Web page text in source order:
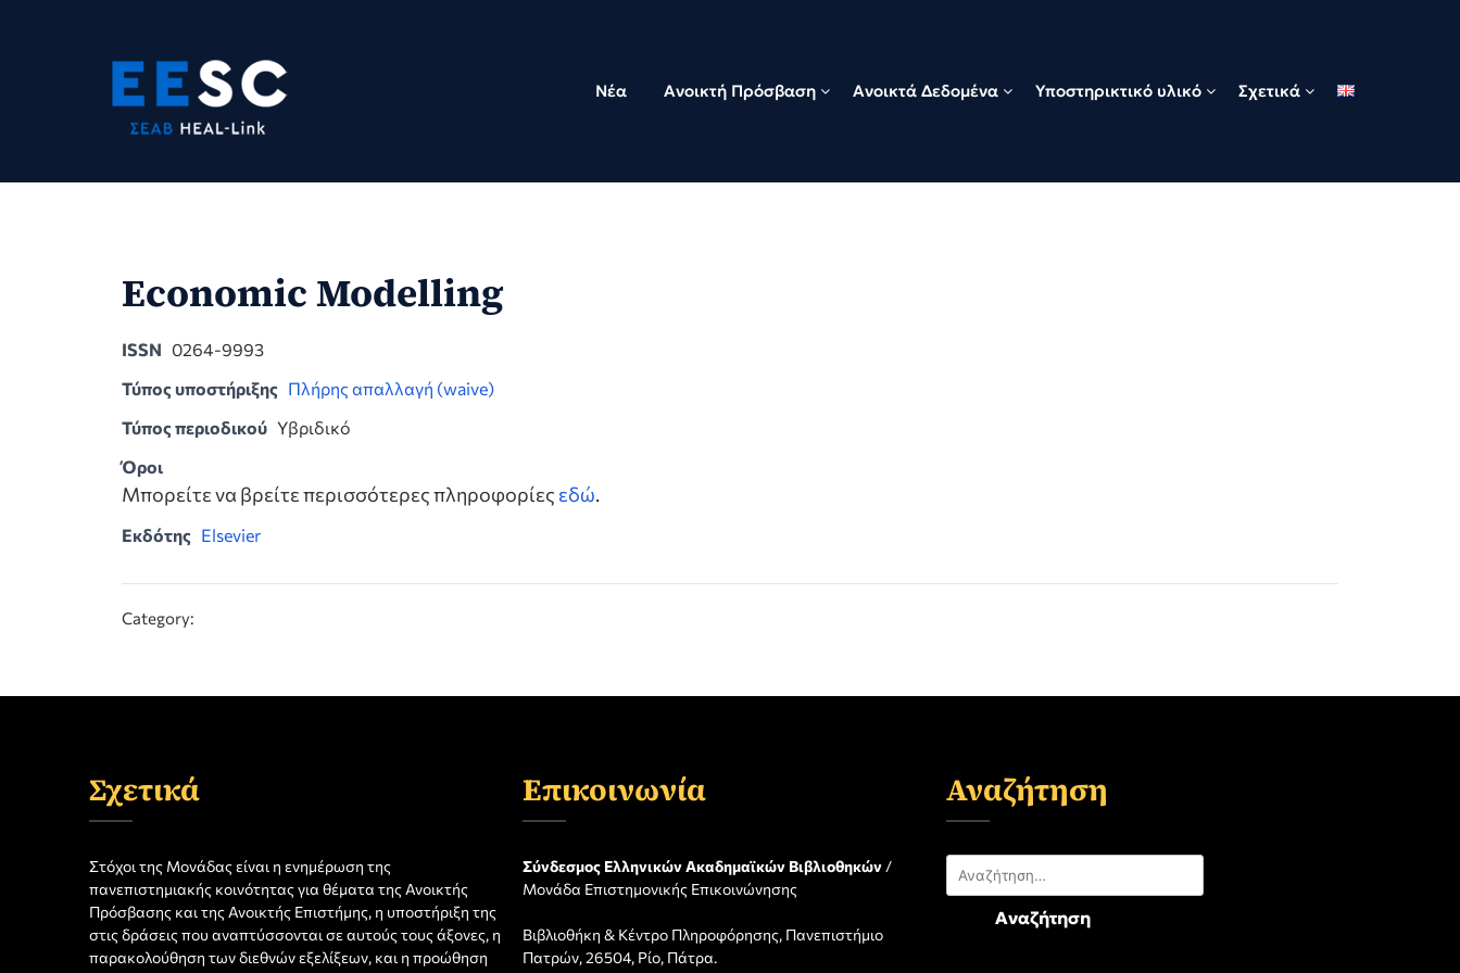
Νέα Ανοικτή Πρόσβαση Ανοικτά Δεδομένα Υποστηρικτικό υλικό Σχετικά
Economic Modelling
ISSN 0264-9993
Τύπος υποστήριξης Πλήρης απαλλαγή (waive)
Τύπος περιοδικού Υβριδικό
Όροι
Μπορείτε να βρείτε περισσότερες πληροφορίες εδώ.
Εκδότης Elsevier
Category:
Σχετικά
Στόχοι της Μονάδας είναι η ενημέρωση της
πανεπιστημιακής κοινότητας για θέματα της Ανοικτής
Πρόσβασης και της Ανοικτής Επιστήμης, η υποστήριξη της
στις δράσεις που αναπτύσσονται σε αυτούς τους άξονες, η
παρακολούθηση των διεθνών εξελίξεων, και η προώθηση
Επικοινωνία
Σύνδεσμος Ελληνικών Ακαδημαϊκών Βιβλιοθηκών /
Μονάδα Επιστημονικής Επικοινώνησης
Βιβλιοθήκη & Κέντρο Πληροφόρησης, Πανεπιστήμιο
Πατρών, 26504, Ρίο, Πάτρα.
Αναζήτηση
Αναζήτηση
για: